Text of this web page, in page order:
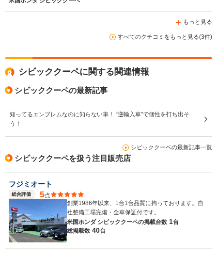
3700cc
4WD
もっと見る
すべてのクチコミをもっと見る(3件)
シビッククーペに関する関連情報
シビッククーペの最新記事
知ってるエンブレムなのに知らない車！ “逆輸入車”で個性を打ち出そ
う！
シビッククーペの最新記事一覧
シビッククーペを扱う注目販売店
フジミオート
総合評価 5点
創業1986年以来、1台1台品質に拘っております。自
社整備工場完備・全車保証付です。
米国ホンダ シビッククーペの掲載台数 1台
総掲載数 40台